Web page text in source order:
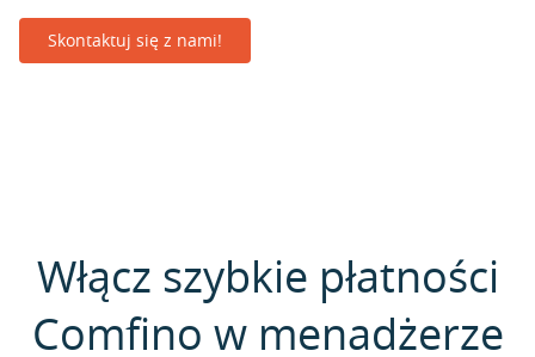
Skontaktuj się z nami!
Włącz szybkie płatności
Comfino w menadżerze